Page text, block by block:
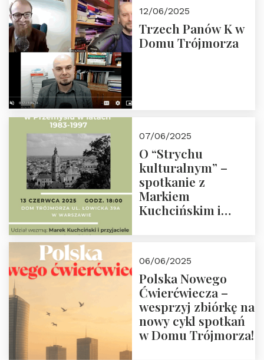
Fundacji
12/06/2025
Trzech Panów K w
Domu Trójmorza
07/06/2025
O “Strychu
kulturalnym” –
spotkanie z
Markiem
Kuchcińskim i
18:00
06/06/2025
Polska Nowego
Ćwierćwiecza –
wesprzyj zbiórkę na
nowy cykl spotkań
w Domu Trójmorza!